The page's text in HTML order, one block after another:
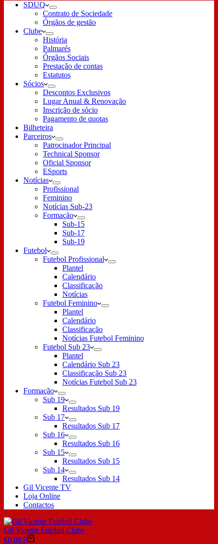
SDUQ
Contrato de Sociedade
Órgãos de gestão
Clube
História
Palmarés
Órgãos Sociais
Prestação de contas
Estatutos
Sócios
Descontos Exclusivos
Lugar Anual & Renovação
Inscrição de sócio
Pagamento de quotas
Bilheteira
Parceiros
Patrocinador Principal
Technical Sponsor
Oficial Sponsor
ESports
Notícias
Profissional
Feminino
Notícias Sub-23
Formação
Sub-15
Sub-17
Sub-19
Futebol
Futebol Profissional
Plantel
Calendário
Classificação
Notícias
Futebol Feminino
Plantel
Calendário
Classificação
Notícias Futebol Feminino
Futebol Sub 23
Plantel
Calendário Sub 23
Classificação Sub 23
Notícias Futebol Sub 23
Formação
Sub 19
Resultados Sub 19
Sub 17
Resultados Sub 17
Sub 16
Resultados Sub 16
Sub 15
Resultados Sub 15
Sub 14
Resultados Sub 14
Gil Vicente TV
Loja Online
Contactos
Gil Vicente Futebol Clube
€0,00 0